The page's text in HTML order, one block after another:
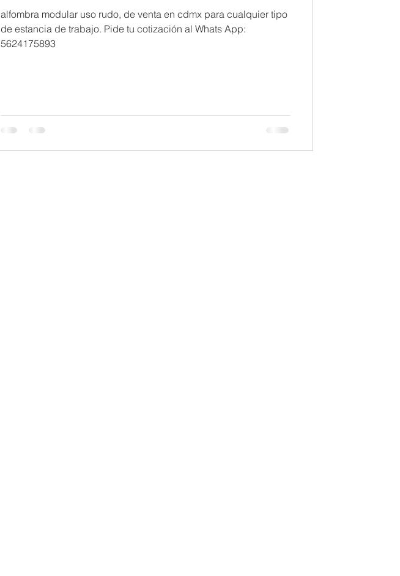
alfombra modular uso rudo, de venta en cdmx para cualquier tipo
de estancia de trabajo. Pide tu cotización al Whats App:
5624175893